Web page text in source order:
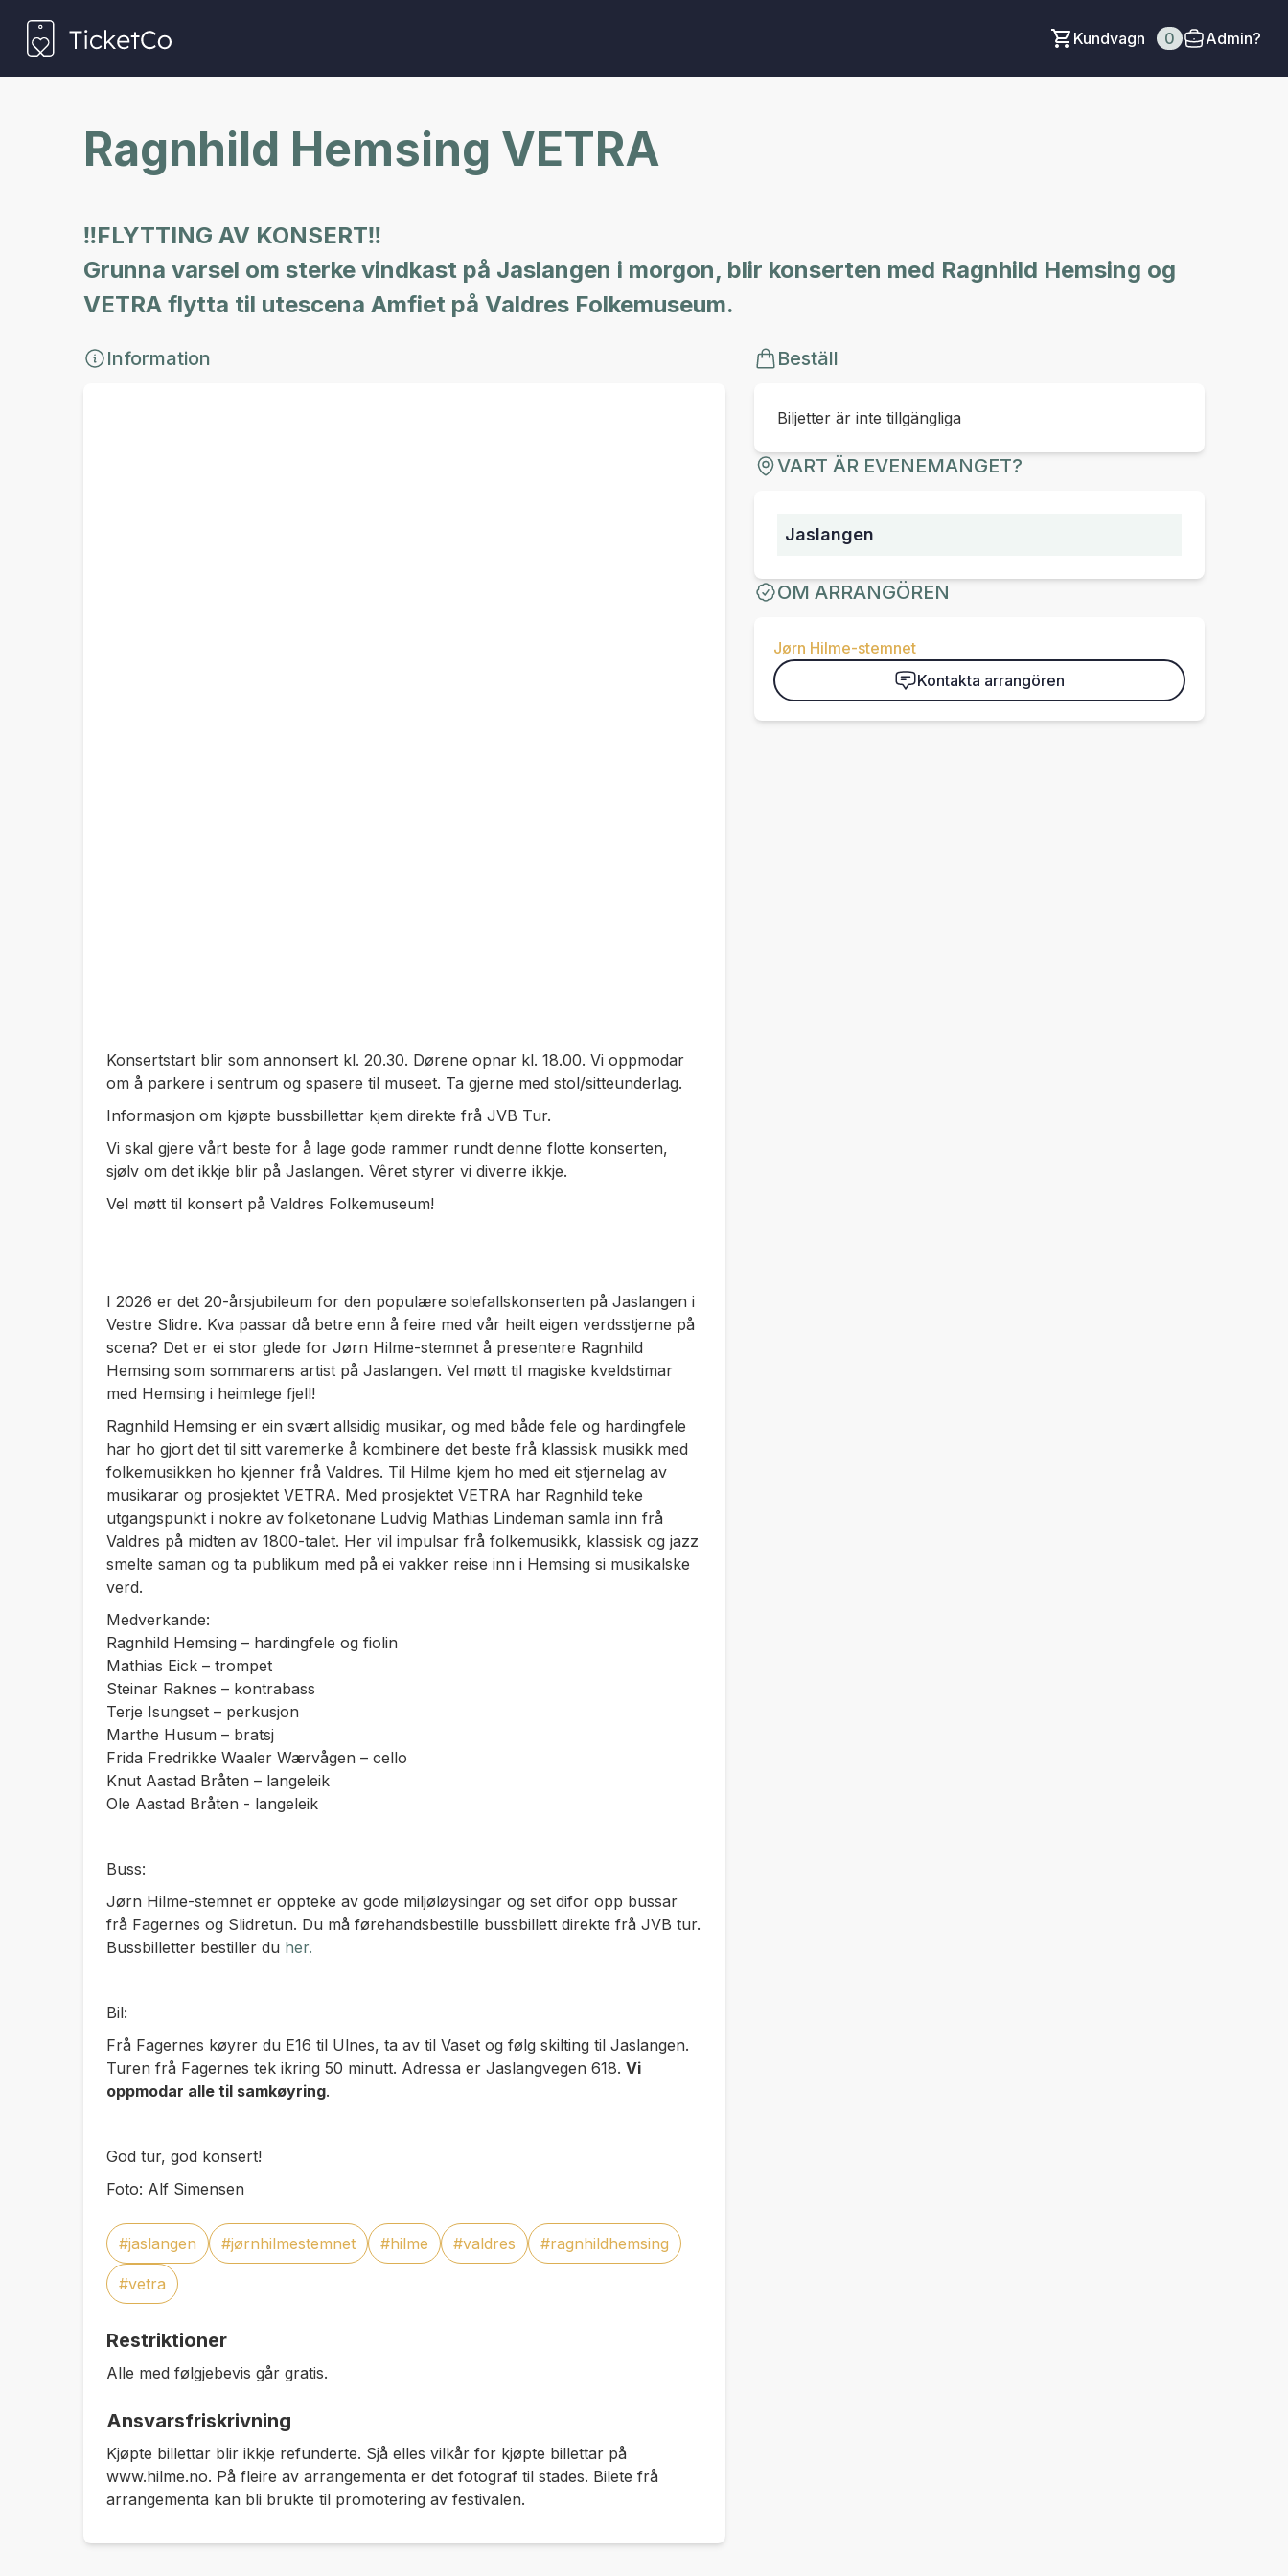
Kundvagn 0 Admin?
Ragnhild Hemsing VETRA
‼️FLYTTING AV KONSERT‼️
Grunna varsel om sterke vindkast på Jaslangen i morgon, blir konserten med Ragnhild Hemsing og
VETRA flytta til utescena Amfiet på Valdres Folkemuseum.
Information
Konsertstart blir som annonsert kl. 20.30. Dørene opnar kl. 18.00. Vi oppmodar
om å parkere i sentrum og spasere til museet. Ta gjerne med stol/sitteunderlag.
Informasjon om kjøpte bussbillettar kjem direkte frå JVB Tur.
Vi skal gjere vårt beste for å lage gode rammer rundt denne flotte konserten,
sjølv om det ikkje blir på Jaslangen. Vêret styrer vi diverre ikkje.
Vel møtt til konsert på Valdres Folkemuseum!
I 2026 er det 20-årsjubileum for den populære solefallskonserten på Jaslangen i
Vestre Slidre. Kva passar då betre enn å feire med vår heilt eigen verdsstjerne på
scena? Det er ei stor glede for Jørn Hilme-stemnet å presentere Ragnhild
Hemsing som sommarens artist på Jaslangen. Vel møtt til magiske kveldstimar
med Hemsing i heimlege fjell!
Ragnhild Hemsing er ein svært allsidig musikar, og med både fele og hardingfele
har ho gjort det til sitt varemerke å kombinere det beste frå klassisk musikk med
folkemusikken ho kjenner frå Valdres. Til Hilme kjem ho med eit stjernelag av
musikarar og prosjektet VETRA. Med prosjektet VETRA har Ragnhild teke
utgangspunkt i nokre av folketonane Ludvig Mathias Lindeman samla inn frå
Valdres på midten av 1800-talet. Her vil impulsar frå folkemusikk, klassisk og jazz
smelte saman og ta publikum med på ei vakker reise inn i Hemsing si musikalske
verd.
Medverkande:
Ragnhild Hemsing – hardingfele og fiolin
Mathias Eick – trompet
Steinar Raknes – kontrabass
Terje Isungset – perkusjon
Marthe Husum – bratsj
Frida Fredrikke Waaler Wærvågen – cello
Knut Aastad Bråten – langeleik
Ole Aastad Bråten - langeleik
Buss:
Jørn Hilme-stemnet er oppteke av gode miljøløysingar og set difor opp bussar
frå Fagernes og Slidretun. Du må førehandsbestille bussbillett direkte frå JVB tur.
Bussbilletter bestiller du her.
Bil:
Frå Fagernes køyrer du E16 til Ulnes, ta av til Vaset og følg skilting til Jaslangen.
Turen frå Fagernes tek ikring 50 minutt. Adressa er Jaslangvegen 618. Vi
oppmodar alle til samkøyring.
God tur, god konsert!
Foto: Alf Simensen
#jaslangen #jørnhilmestemnet #hilme #valdres #ragnhildhemsing
#vetra
Restriktioner
Alle med følgjebevis går gratis.
Ansvarsfriskrivning
Kjøpte billettar blir ikkje refunderte. Sjå elles vilkår for kjøpte billettar på
www.hilme.no. På fleire av arrangementa er det fotograf til stades. Bilete frå
arrangementa kan bli brukte til promotering av festivalen.
Beställ
Biljetter är inte tillgängliga
VART ÄR EVENEMANGET?
Jaslangen
OM ARRANGÖREN
Jørn Hilme-stemnet
Kontakta arrangören